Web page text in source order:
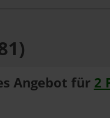
Angebot für 2